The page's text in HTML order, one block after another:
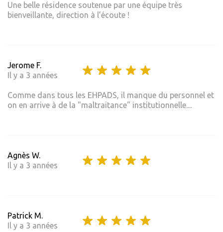
Une belle résidence soutenue par une équipe très
bienveillante, direction à l’écoute !
Jerome F.
Il y a 3 années
Comme dans tous les EHPADS, il manque du personnel et
on en arrive à de la "maltraitance" institutionnelle....
Agnès W.
Il y a 3 années
Patrick M.
Il y a 3 années